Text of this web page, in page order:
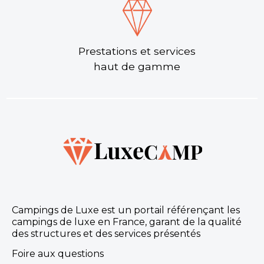
Prestations et services
haut de gamme
Campings de Luxe est un portail référençant les
campings de luxe en France, garant de la qualité
des structures et des services présentés
Foire aux questions